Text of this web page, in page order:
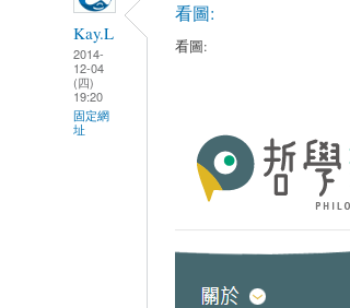
Kay.L
2014-
12-04
(四)
19:20
固定網
址
看圖:
看圖: